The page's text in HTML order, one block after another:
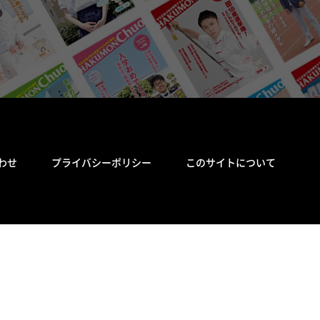
せ プライバシーポリシー このサイトについて